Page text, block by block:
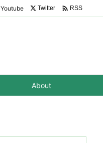
About
Youtube Twitter  RSS